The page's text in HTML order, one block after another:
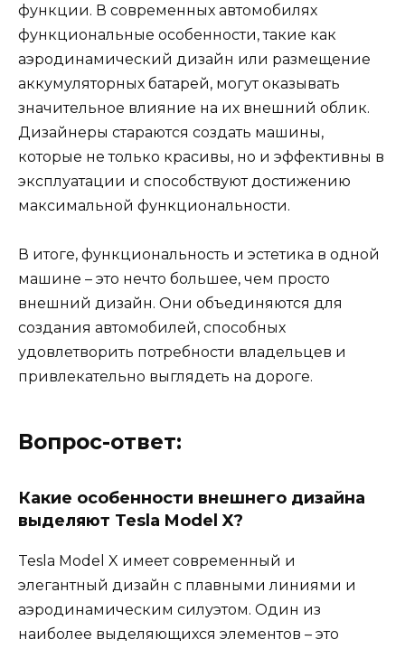
функции. В современных автомобилях
функциональные особенности, такие как
аэродинамический дизайн или размещение
аккумуляторных батарей, могут оказывать
значительное влияние на их внешний облик.
Дизайнеры стараются создать машины,
которые не только красивы, но и эффективны в
эксплуатации и способствуют достижению
максимальной функциональности.
В итоге, функциональность и эстетика в одной
машине – это нечто большее, чем просто
внешний дизайн. Они объединяются для
создания автомобилей, способных
удовлетворить потребности владельцев и
привлекательно выглядеть на дороге.
Вопрос-ответ:
Какие особенности внешнего дизайна
выделяют Tesla Model X?
Tesla Model X имеет современный и
элегантный дизайн с плавными линиями и
аэродинамическим силуэтом. Один из
наиболее выделяющихся элементов – это